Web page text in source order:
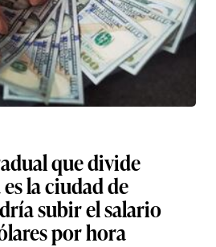
que divide
la ciudad de
subir el salario
por hora